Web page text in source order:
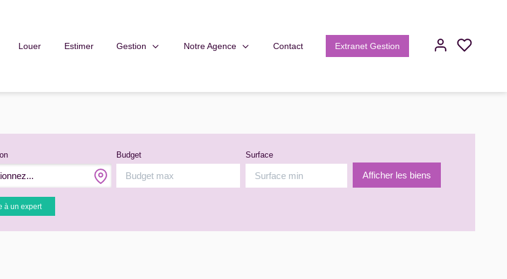
Louer Estimer Gestion Notre Agence Contact Extranet Gestion
Budget Surface
à un expert